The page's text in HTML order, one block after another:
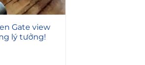
Gate view
lý tưởng!